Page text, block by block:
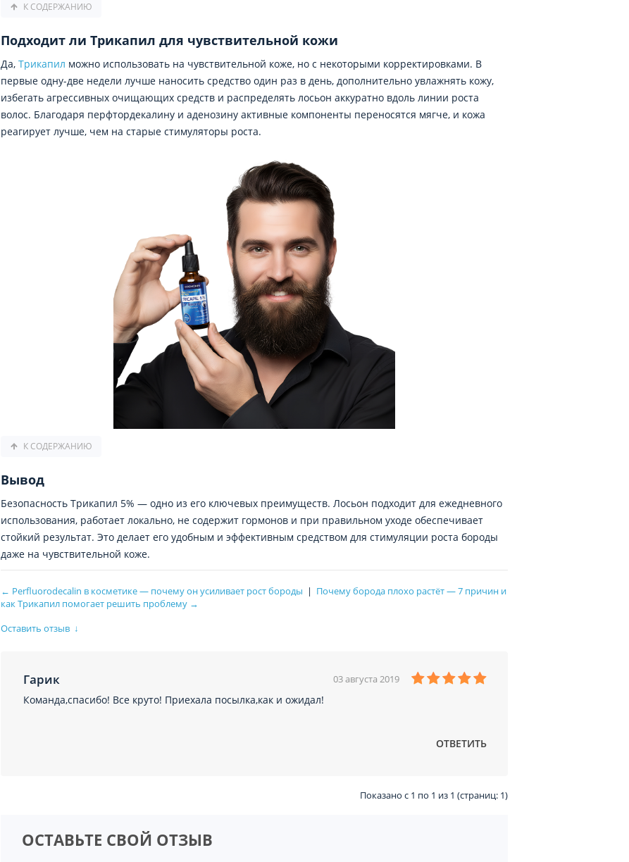
К СОДЕРЖАНИЮ
Подходит ли Трикапил для чувствительной кожи
Да, Трикапил можно использовать на чувствительной коже, но с некоторыми корректировками. В
первые одну-две недели лучше наносить средство один раз в день, дополнительно увлажнять кожу,
избегать агрессивных очищающих средств и распределять лосьон аккуратно вдоль линии роста
волос. Благодаря перфтордекалину и аденозину активные компоненты переносятся мягче, и кожа
реагирует лучше, чем на старые стимуляторы роста.
К СОДЕРЖАНИЮ
Вывод
Безопасность Трикапил 5% — одно из его ключевых преимуществ. Лосьон подходит для ежедневного
использования, работает локально, не содержит гормонов и при правильном уходе обеспечивает
стойкий результат. Это делает его удобным и эффективным средством для стимуляции роста бороды
даже на чувствительной коже.
← Perfluorodecalin в косметике — почему он усиливает рост бороды | Почему борода плохо растёт — 7 причин и
как Трикапил помогает решить проблему →
Оставить отзыв ↓
Гарик 03 августа 2019
Команда,спасибо! Все круто! Приехала посылка,как и ожидал!
ОТВЕТИТЬ
Показано с 1 по 1 из 1 (страниц: 1)
ОСТАВЬТЕ СВОЙ ОТЗЫВ